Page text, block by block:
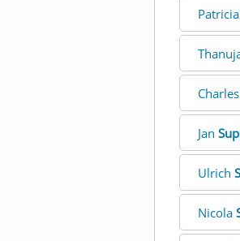
Patricia
Charles
Jan
Ulrich
Nicola